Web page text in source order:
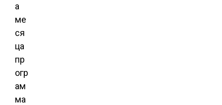
а
ме
ся
ца
пр
огр
ам
ма